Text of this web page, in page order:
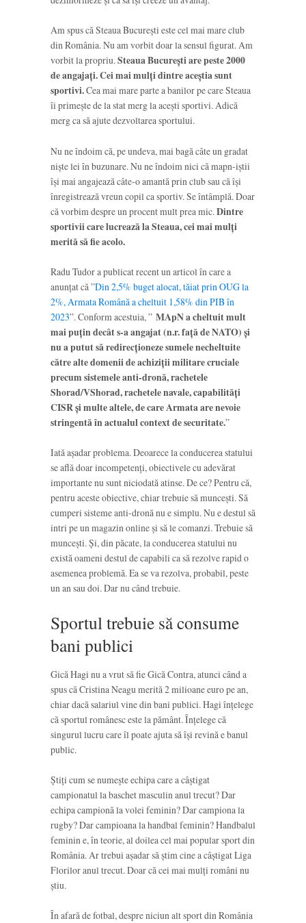
Am spus că Steaua București este cel mai mare club
din România. Nu am vorbit doar la sensul figurat. Am
vorbit la propriu.Steaua București are peste 2000
de angajați. Cei mai mulți dintre aceștia sunt
sportivi.Cea mai mare parte a banilor pe care Steaua
îi primește de la stat merg la acești sportivi. Adică
merg ca să ajute dezvoltarea sportului.
Nu ne îndoim că, pe undeva, mai bagă câte un gradat
niște lei în buzunare. Nu ne îndoim nici că mapn-iștii
își mai angajează câte-o amantă prin club sau că își
înregistrează vreun copil ca sportiv. Se întâmplă. Doar
că vorbim despre un procent mult prea mic. Dintre
sportivii care lucrează la Steaua, cei mai mulți
merită să fie acolo.
Radu Tudor a publicat recent un articol în care a
anunțat că ”Din 2,5% buget alocat, tăiat prin OUG la
2%, Armata Română a cheltuit 1,58% din PIB în
2023”. Conform acestuia, ” MApN a cheltuit mult
mai puțin decât s-a angajat (n.r. față de NATO) și
nu a putut să redirecționeze sumele necheltuite
către alte domenii de achiziții militare cruciale
precum sistemele anti-dronă, rachetele
Shorad/VShorad, rachetele navale, capabilități
CISR și multe altele, de care Armata are nevoie
stringentă în actualul context de securitate.”
Iată așadar problema. Deoarece la conducerea statului
se află doar incompetenți, obiectivele cu adevărat
importante nu sunt niciodată atinse. De ce? Pentru că,
pentru aceste obiective, chiar trebuie să muncești. Să
cumperi sisteme anti-dronă nu e simplu. Nu e destul să
intri pe un magazin online și să le comanzi. Trebuie să
muncești. Și, din păcate, la conducerea statului nu
există oameni destul de capabili ca să rezolve rapid o
asemenea problemă. Ea se va rezolva, probabil, peste
un an sau doi. Dar nu când trebuie.
Sportul trebuie să consume
bani publici
Gică Hagi nu a vrut să fie Gică Contra, atunci când a
spus că Cristina Neagu merită 2 milioane euro pe an,
chiar dacă salariul vine din bani publici. Hagi înțelege
că sportul românesc este la pământ. Înțelege că
singurul lucru care îl poate ajuta să își revină e banul
public.
Știți cum se numește echipa care a câștigat
campionatul la baschet masculin anul trecut? Dar
echipa campionă la volei feminin? Dar campiona la
rugby? Dar campioana la handbal feminin? Handbalul
feminin e, în teorie, al doilea cel mai popular sport din
România. Ar trebui așadar să știm cine a câștigat Liga
Florilor anul trecut. Doar că cei mai mulți români nu
știu.
În afară de fotbal, despre niciun alt sport din România